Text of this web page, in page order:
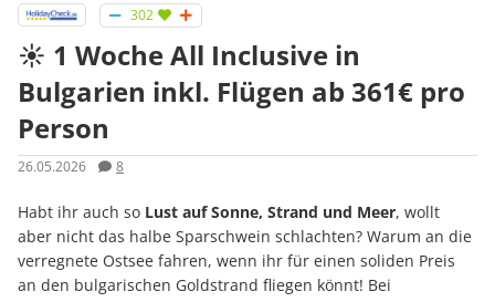
302
☀️ 1 Woche All Inclusive in
Bulgarien inkl. Flügen ab 361€ pro
Person
26.05.2026 8
Habt ihr auch so Lust auf Sonne, Strand und Meer, wollt
aber nicht das halbe Sparschwein schlachten? Warum an die
verregnete Ostsee fahren, wenn ihr für einen soliden Preis
an den bulgarischen Goldstrand fliegen könnt! Bei